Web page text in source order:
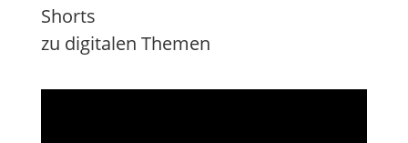
Shorts
zu digitalen Themen